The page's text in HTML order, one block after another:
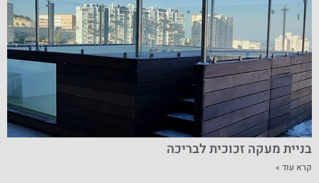
בניית מעקה זכוכית לבריכה
קרא עוד »